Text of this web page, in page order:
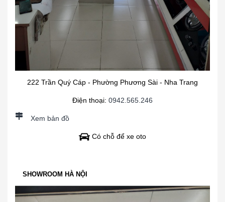
222 Trần Quý Cáp - Phường Phương Sài - Nha Trang
Điện thoại: 0942.565.246
Xem bản đồ
Có chỗ để xe oto
SHOWROOM HÀ NỘI